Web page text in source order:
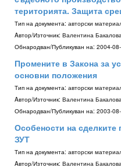
територията. Защита
Тип на документа: авторски
Aвтор/Източник: Валентина
Обнародван/Публикуван на: 2004-
Промените в Закона за
основни положения
Тип на документа: авторски
Aвтор/Източник: Валентина
Обнародван/Публикуван на: 2003-
Особености на сделките
ЗУТ
Тип на документа: авторски
Aвтор/Източник: Валентина